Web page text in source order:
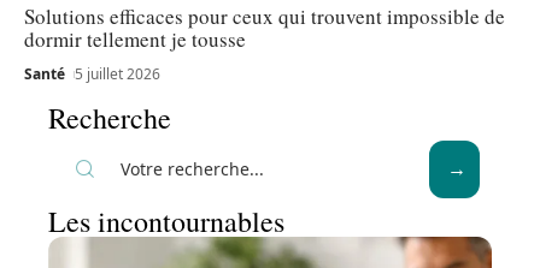
Solutions efficaces pour ceux qui trouvent impossible de
dormir tellement je tousse
Santé 5 juillet 2026
Recherche
Les incontournables